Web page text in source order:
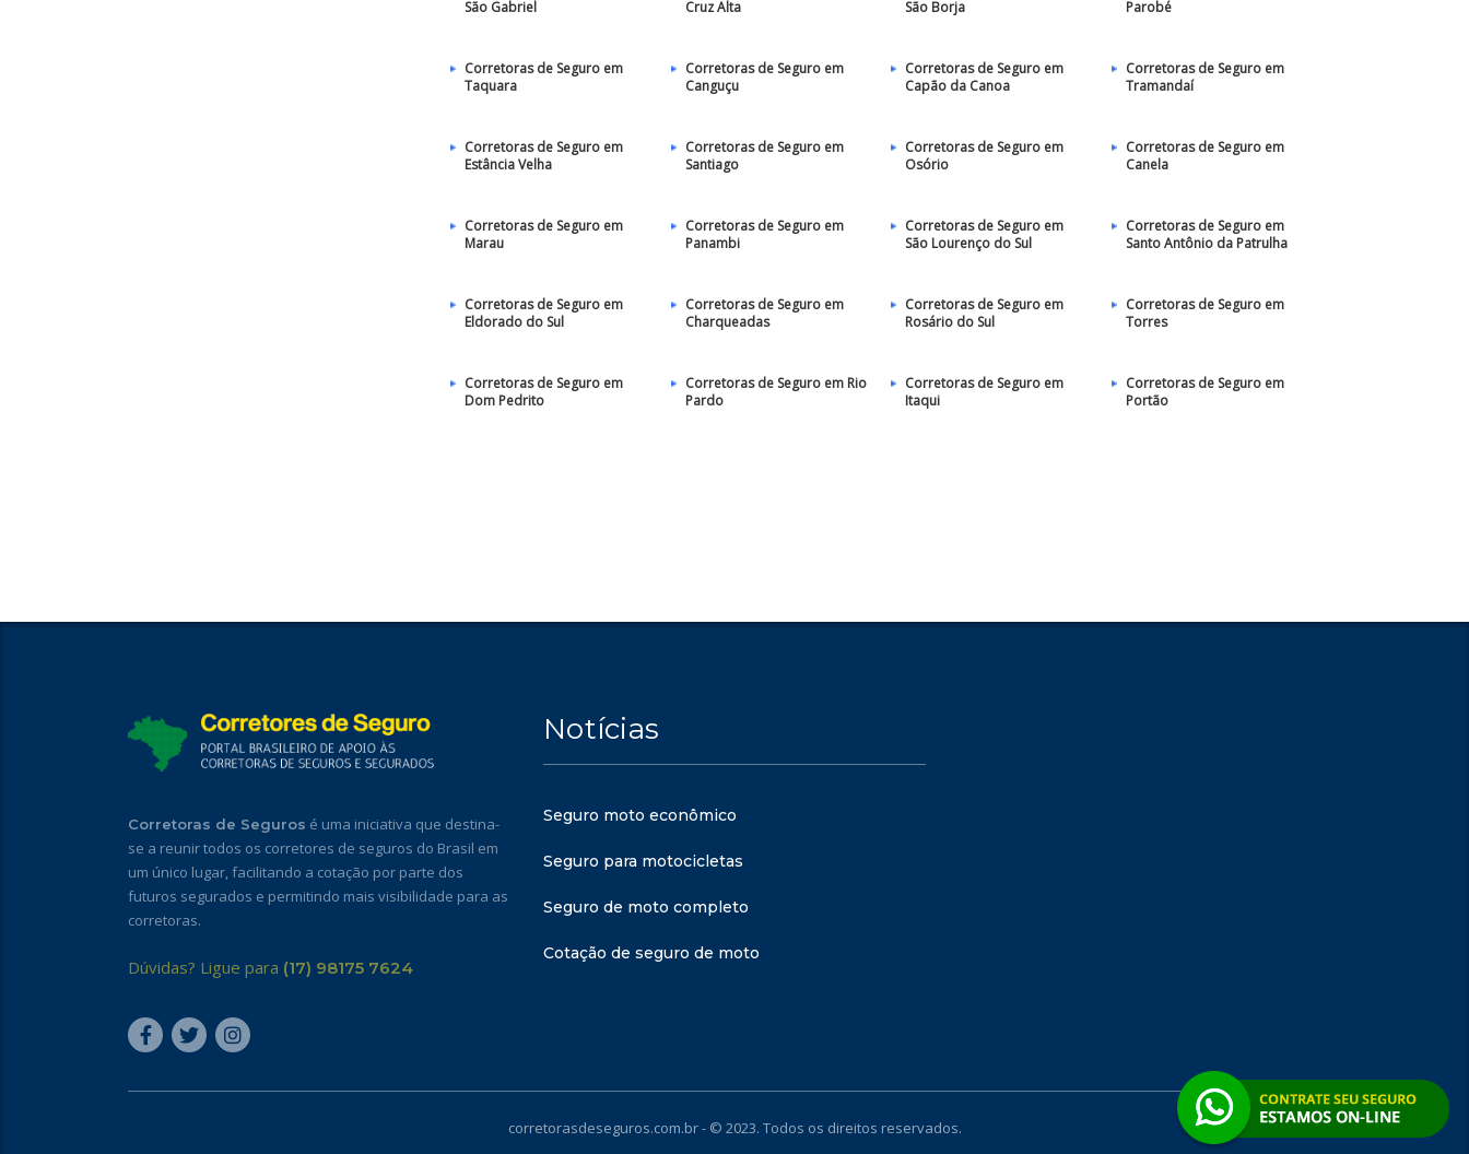
São Gabriel
Cruz Alta
São Borja
Parobé
Corretoras de Seguro em
Taquara
Corretoras de Seguro em
Canguçu
Corretoras de Seguro em
Capão da Canoa
Corretoras de Seguro em
Tramandaí
Corretoras de Seguro em
Estância Velha
Corretoras de Seguro em
Santiago
Corretoras de Seguro em
Osório
Corretoras de Seguro em
Canela
Corretoras de Seguro em
Marau
Corretoras de Seguro em
Panambi
Corretoras de Seguro em
São Lourenço do Sul
Corretoras de Seguro em
Santo Antônio da Patrulha
Corretoras de Seguro em
Eldorado do Sul
Corretoras de Seguro em
Charqueadas
Corretoras de Seguro em
Rosário do Sul
Corretoras de Seguro em
Torres
Corretoras de Seguro em
Dom Pedrito
Corretoras de Seguro em Rio
Pardo
Corretoras de Seguro em
Itaqui
Corretoras de Seguro em
Portão
Corretoras de Seguros é uma iniciativa que destina-
se a reunir todos os corretores de seguros do Brasil em
um único lugar, facilitando a cotação por parte dos
futuros segurados e permitindo mais visibilidade para as
corretoras.
Dúvidas? Ligue para (17) 98175 7624
Notícias
Seguro moto econômico
Seguro para motocicletas
Seguro de moto completo
Cotação de seguro de moto
corretorasdeseguros.com.br - © 2023. Todos os direitos reservados.